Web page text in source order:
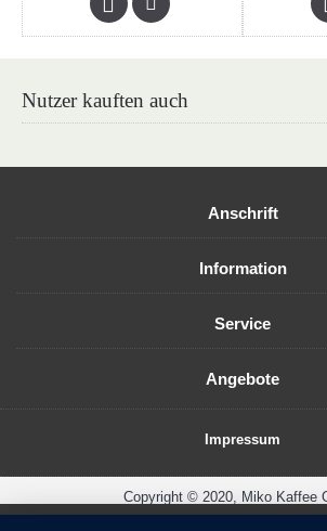
Nutzer kauften auch
Anschrift
Information
Service
Angebote
Impressum
Copyright © 2020, Miko Kaffee